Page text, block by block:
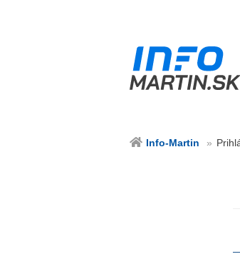
Info-Martin